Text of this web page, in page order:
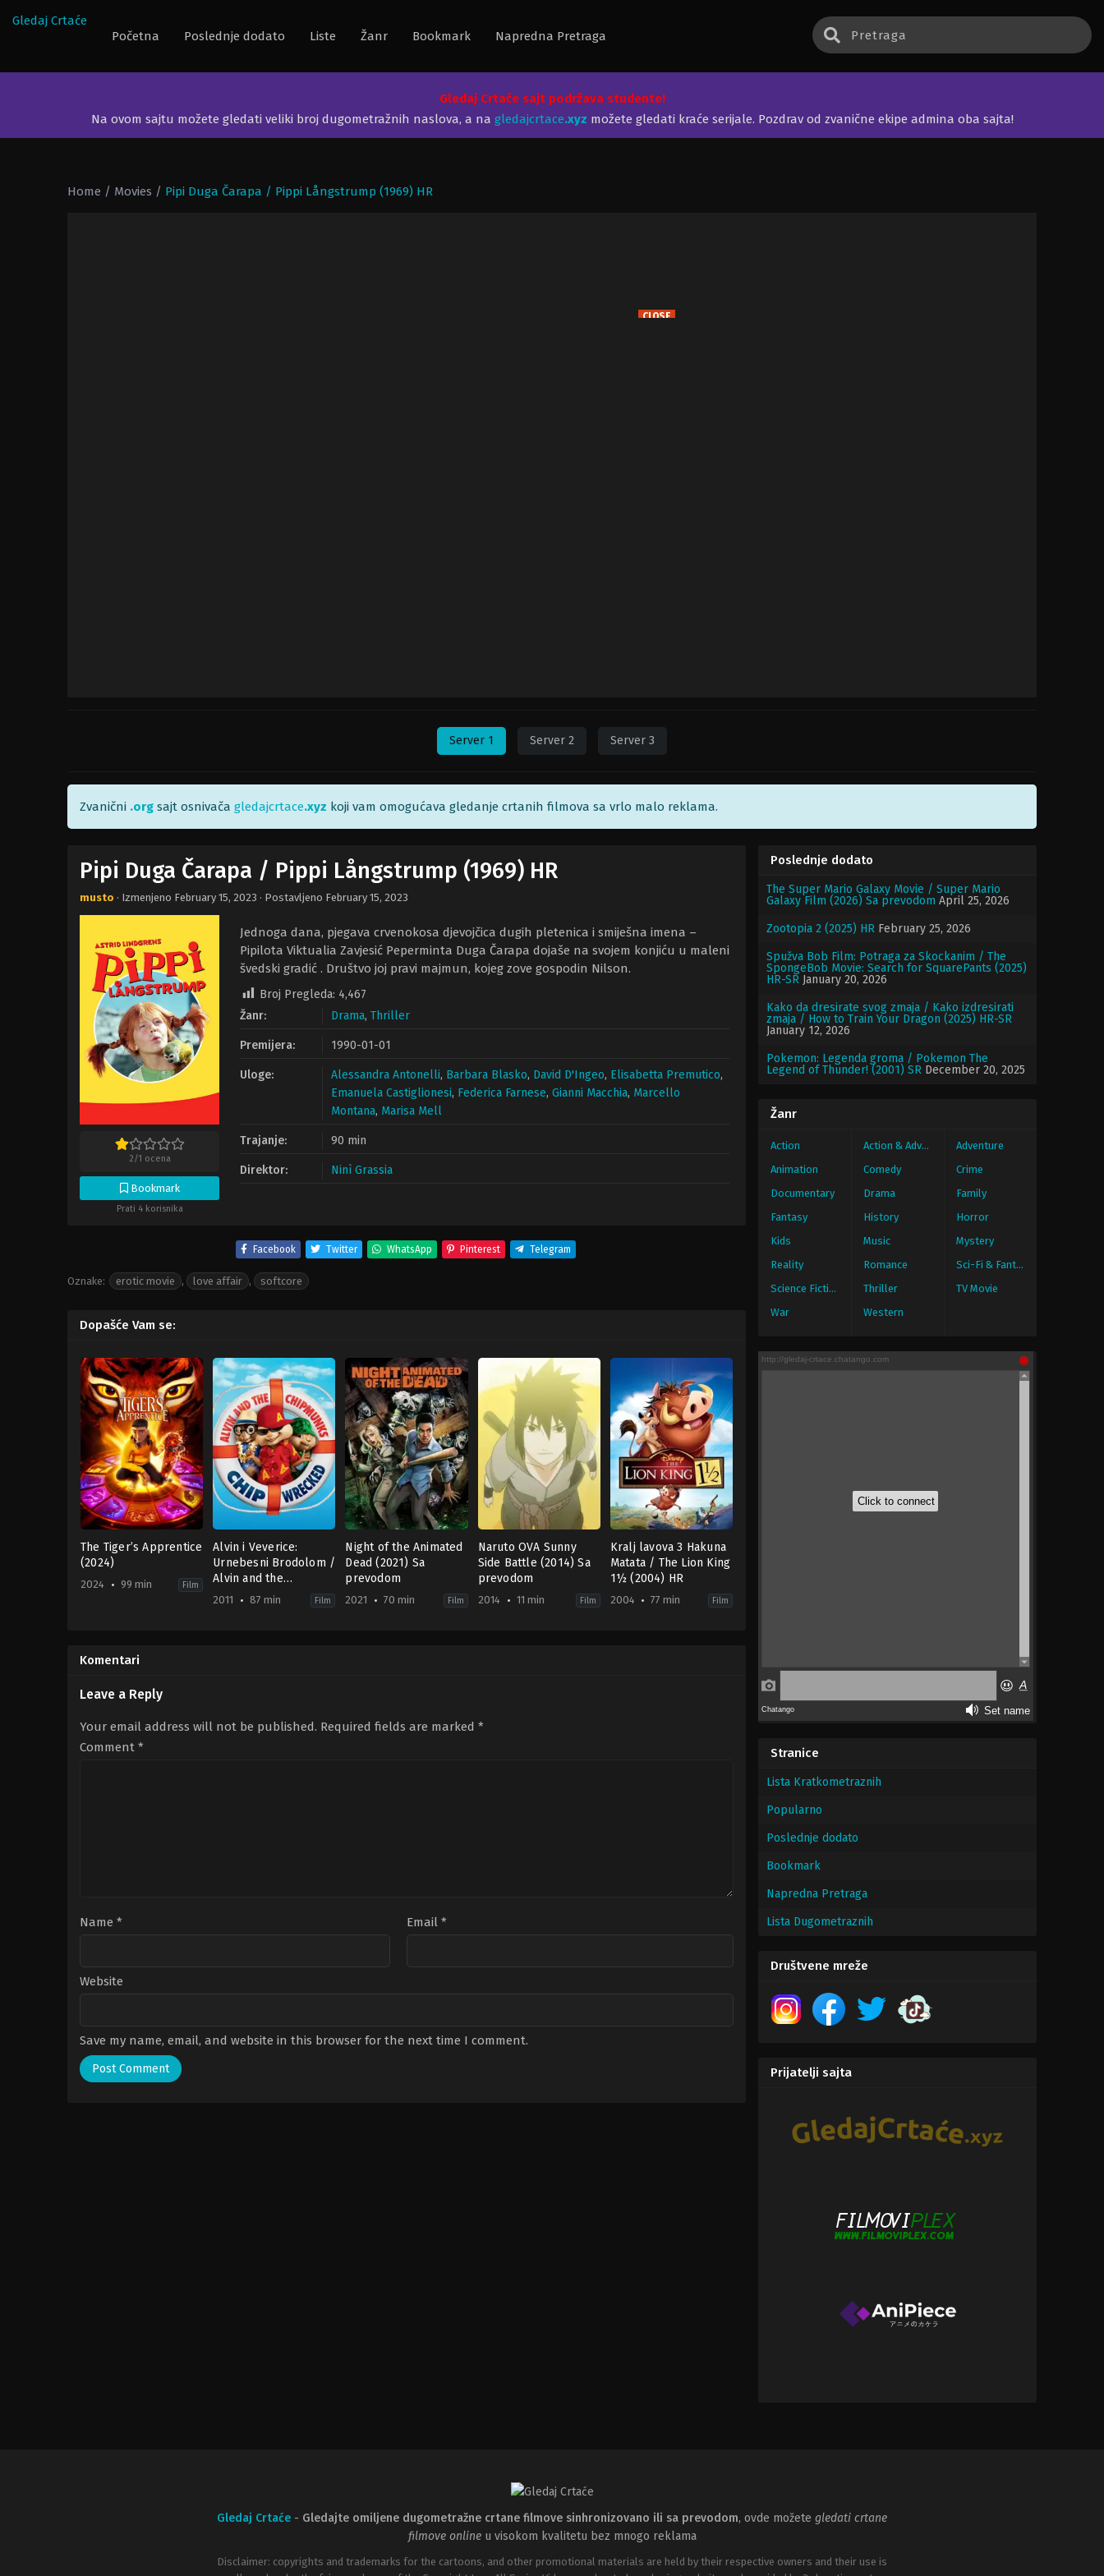
Gledaj Crtaće
Početna
Poslednje dodato Liste Žanr Bookmark Napredna Pretraga
Gledaj Crtaće sajt podržava studente!
Na ovom sajtu možete gledati veliki broj dugometražnih naslova, a na gledajcrtace.xyz možete gledati kraće serijale. Pozdrav od zvanične ekipe admina oba sajta!
Home / Movies / Pipi Duga Čarapa / Pippi Långstrump (1969) HR
CLOSE
Server 1 Server 2 Server 3
Zvanični .org sajt osnivača gledajcrtace.xyz koji vam omogućava gledanje crtanih filmova sa vrlo malo reklama.
Pipi Duga Čarapa / Pippi Långstrump (1969) HR
musto · Izmenjeno February 15, 2023 · Postavljeno February 15, 2023
2/1 ocena
Bookmark
Prati 4 korisnika
Jednoga dana, pjegava crvenokosa djevojčica dugih pletenica i smiješna imena –
Pipilota Viktualia Zavjesić Peperminta Duga Čarapa dojaše na svojem konjiću u maleni
švedski gradić . Društvo joj pravi majmun, kojeg zove gospodin Nilson.
Broj Pregleda: 4,467
Žanr:
Drama, Thriller
Premijera: 1990-01-01
Uloge: Alessandra Antonelli, Barbara Blasko, David D'Ingeo, Elisabetta Premutico,
Emanuela Castiglionesi, Federica Farnese, Gianni Macchia, Marcello
Montana, Marisa Mell
Trajanje: 90 min
Direktor: Ninì Grassia
Facebook Twitter WhatsApp Pinterest Telegram
Oznake: erotic movie , love affair , softcore
Dopašće Vam se:
The Tiger’s Apprentice
(2024)
2024 99 min Film
02-
02
Hui
Alvin i Veverice:
Urnebesni Brodolom /
Alvin and the
Chipmunks:
Chipwrecked (2011)
2011 87 min Film
Night of the Animated
Dead (2021) Sa
prevodom
2021 70 min Film
Naruto OVA Sunny
Side Battle (2014) Sa
prevodom
2014 11 min Film
Kralj lavova 3 Hakuna
Matata / The Lion King
1½ (2004) HR
2004 77 min Film
Komentari
Leave a Reply
Your email address will not be published. Required fields are marked *
Comment *
Name * Email *
Website
Save my name, email, and website in this browser for the next time I comment.
Poslednje dodato
The Super Mario Galaxy Movie / Super Mario
Galaxy Film (2026) Sa prevodom April 25, 2026
Zootopia 2 (2025) HR February 25, 2026
Spužva Bob Film: Potraga za Skockanim / The
SpongeBob Movie: Search for SquarePants (2025)
HR-SR January 20, 2026
Kako da dresirate svog zmaja / Kako izdresirati
zmaja / How to Train Your Dragon (2025) HR-SR
January 12, 2026
Pokemon: Legenda groma / Pokemon The
Legend of Thunder! (2001) SR December 20, 2025
Žanr
Action Action & Adventure
Adventure
Animation
Comedy
Crime
Documentary
Drama
Family
Fantasy
History
Horror
Kids
Music
Mystery
Reality
Romance
Sci-Fi & Fantasy
Science Fiction
Thriller
TV Movie
War
Western
Stranice
Lista Kratkometraznih
Popularno
Poslednje dodato
Bookmark
Napredna Pretraga
Lista Dugometraznih
Društvene mreže
Prijatelji sajta
Gledaj Crtaće - Gledajte omiljene dugometražne crtane filmove sinhronizovano ili sa prevodom, ovde možete gledati crtane
filmove onlineu visokom kvalitetu bez mnogo reklama
Disclaimer: copyrights and trademarks for the cartoons, and other promotional materials are held by their respective owners and their use is